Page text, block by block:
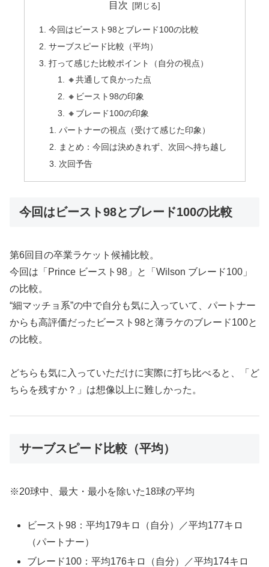
目次
今回はビースト98とブレード100の比較
サーブスピード比較（平均）
打って感じた比較ポイント（自分の視点）
🔸共通して良かった点
🔸ビースト98の印象
🔸ブレード100の印象
パートナーの視点（受けて感じた印象）
まとめ：今回は決めきれず、次回へ持ち越し
次回予告
今回はビースト98とブレード100の比較
第6回目の卒業ラケット候補比較。
今回は「Prince ビースト98」と「Wilson ブレード100」
の比較。
“細マッチョ系”の中で自分も気に入っていて、パートナー
からも高評価だったビースト98と薄ラケのブレード100と
の比較。
どちらも気に入っていただけに実際に打ち比べると、「ど
ちらを残すか？」は想像以上に難しかった。
サーブスピード比較（平均）
※20球中、最大・最小を除いた18球の平均
ビースト98：平均179キロ（自分）／平均177キロ
（パートナー）
ブレード100：平均176キロ（自分）／平均174キロ